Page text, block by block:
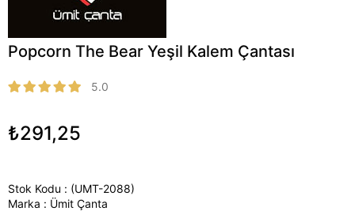
Popcorn The Bear Yeşil Kalem Çantası
5.0
₺291,25
Stok Kodu
(UMT-2088)
Marka : Ümit Çanta